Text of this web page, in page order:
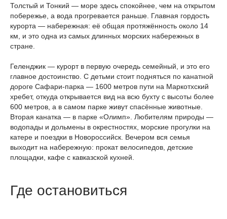
Толстый и Тонкий — море здесь спокойнее, чем на открытом
побережье, а вода прогревается раньше. Главная гордость
курорта — набережная: её общая протяжённость около 14
км, и это одна из самых длинных морских набережных в
стране.
Геленджик — курорт в первую очередь семейный, и это его
главное достоинство. С детьми стоит подняться по канатной
дороге Сафари-парка — 1600 метров пути на Маркотхский
хребет, откуда открывается вид на всю бухту с высоты более
600 метров, а в самом парке живут спасённые животные.
Вторая канатка — в парке «Олимп». Любителям природы —
водопады и дольмены в окрестностях, морские прогулки на
катере и поездки в Новороссийск. Вечером вся семья
выходит на набережную: прокат велосипедов, детские
площадки, кафе с кавказской кухней.
Где остановиться